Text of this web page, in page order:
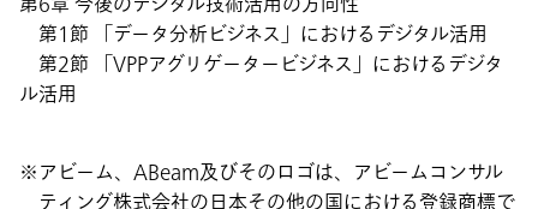
第1節 「データ分析ビジネス」におけるデジタル活用
第2節 「VPPアグリゲータービジネス」におけるデジタ
ル活用
アビーム、ABeam及びそのロゴは、アビームコンサル
ティング株式会社の日本その他の国における登録商標で